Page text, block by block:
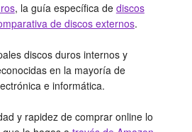
, la guía específica de discos
de discos externos.
discos duros internos y
en la mayoría de
e informática.
y rapidez de comprar online lo